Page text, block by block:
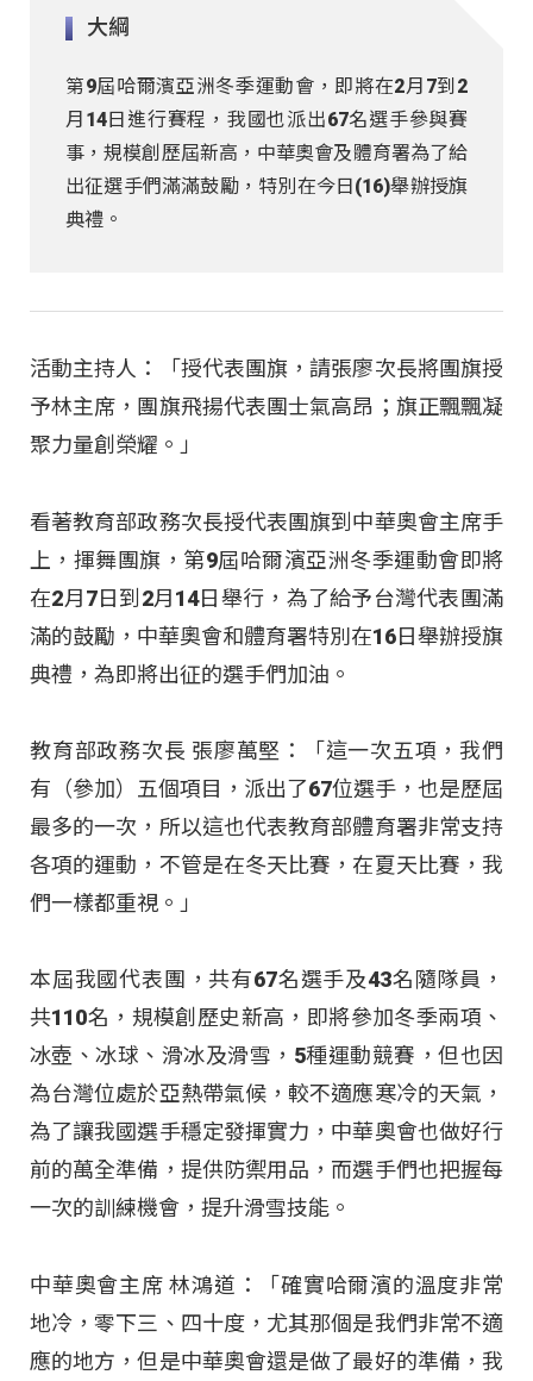
大綱
第9屆哈爾濱亞洲冬季運動會，即將在2月7到2
月14日進行賽程，我國也派出67名選手參與賽
事，規模創歷屆新高，中華奧會及體育署為了給
出征選手們滿滿鼓勵，特別在今日(16)舉辦授旗
典禮。
活動主持人：「授代表團旗，請張廖次長將團旗授
予林主席，團旗飛揚代表團士氣高昂；旗正飄飄凝
聚力量創榮耀。」
看著教育部政務次長授代表團旗到中華奧會主席手
上，揮舞團旗，第9屆哈爾濱亞洲冬季運動會即將
在2月7日到2月14日舉行，為了給予台灣代表團滿
滿的鼓勵，中華奧會和體育署特別在16日舉辦授旗
典禮，為即將出征的選手們加油。
教育部政務次長 張廖萬堅：「這一次五項，我們
有（參加）五個項目，派出了67位選手，也是歷屆
最多的一次，所以這也代表教育部體育署非常支持
各項的運動，不管是在冬天比賽，在夏天比賽，我
們一樣都重視。」
本屆我國代表團，共有67名選手及43名隨隊員，
共110名，規模創歷史新高，即將參加冬季兩項、
冰壺、冰球、滑冰及滑雪，5種運動競賽，但也因
為台灣位處於亞熱帶氣候，較不適應寒冷的天氣，
為了讓我國選手穩定發揮實力，中華奧會也做好行
前的萬全準備，提供防禦用品，而選手們也把握每
一次的訓練機會，提升滑雪技能。
中華奧會主席 林鴻道：「確實哈爾濱的溫度非常
地冷，零下三、四十度，尤其那個是我們非常不適
應的地方，但是中華奧會還是做了最好的準備，我